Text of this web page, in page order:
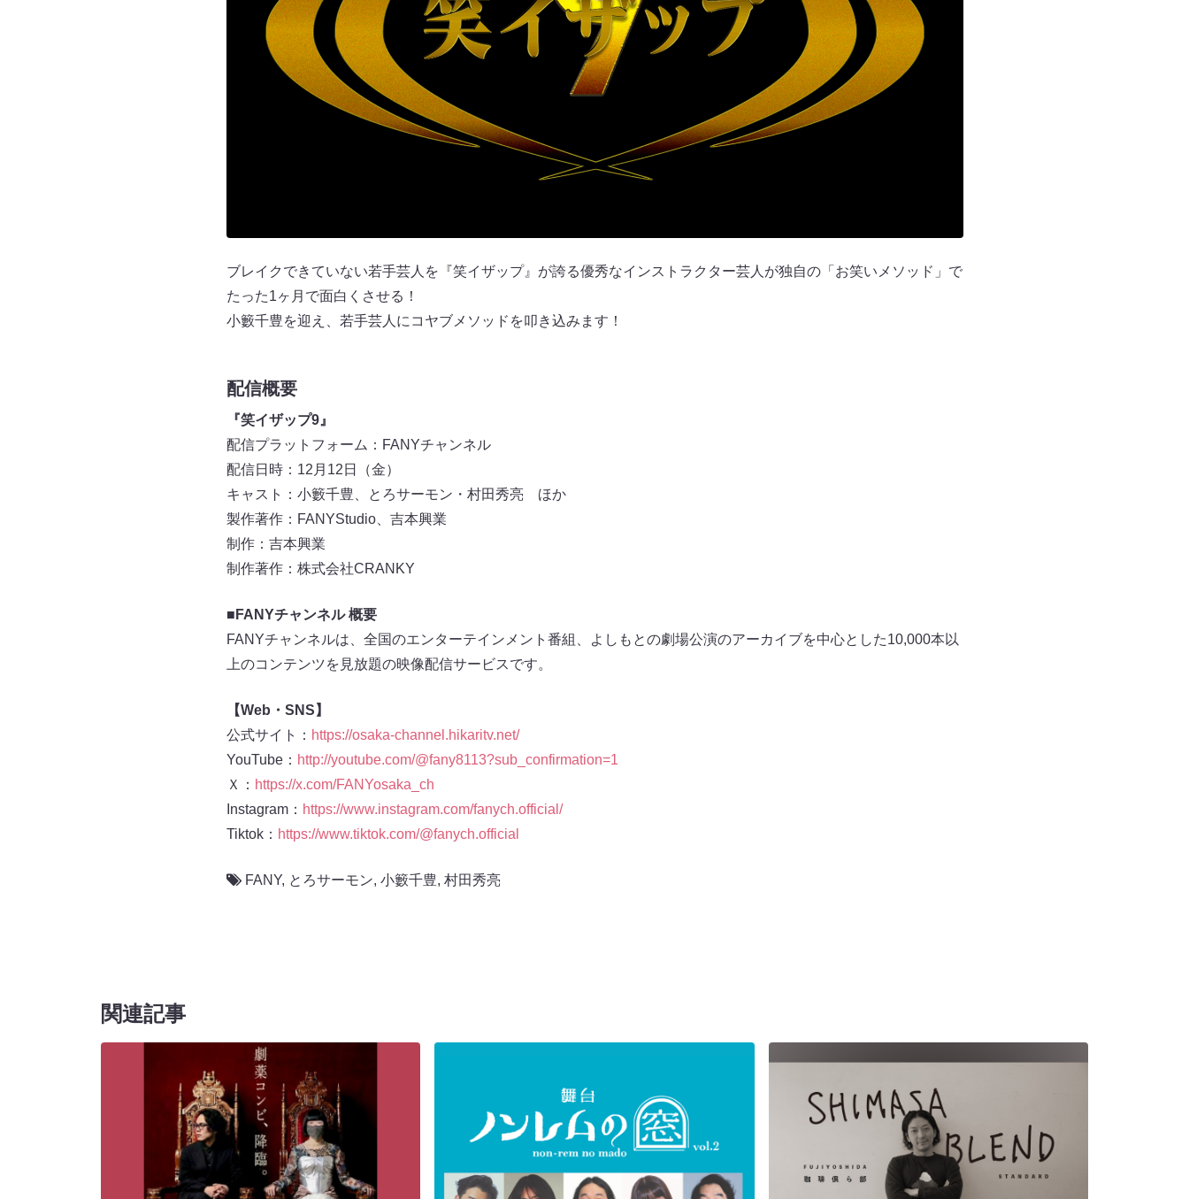
ブレイクできていない若手芸人を『笑イザップ』が誇る優秀なインストラクター芸人が独自の「お笑いメソッド」で
たった1ヶ月で面白くさせる！
小籔千豊を迎え、若手芸人にコヤブメソッドを叩き込みます！
配信概要
『笑イザップ9』
配信プラットフォーム：FANYチャンネル
配信日時：12月12日（金）
キャスト：小籔千豊、とろサーモン・村田秀亮 ほか
製作著作：FANYStudio、吉本興業
制作：吉本興業
制作著作：株式会社CRANKY
■FANYチャンネル 概要
FANYチャンネルは、全国のエンターテインメント番組、よしもとの劇場公演のアーカイブを中心とした10,000本以
上のコンテンツを見放題の映像配信サービスです。
【Web・SNS】
公式サイト： https://osaka-channel.hikaritv.net/
YouTube： http://youtube.com/@fany8113?sub_confirmation=1
Ｘ： https://x.com/FANYosaka_ch
Instagram： https://www.instagram.com/fanych.official/
Tiktok： https://www.tiktok.com/@fanych.official
FANY, とろサーモン, 小籔千豊, 村田秀亮
関連記事